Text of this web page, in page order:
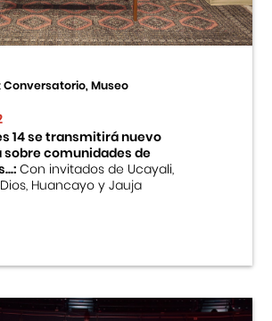
Conversatorio, Museo
14 se transmitirá nuevo
comunidades de
Con invitados de Ucayali,
Huancayo y Jauja